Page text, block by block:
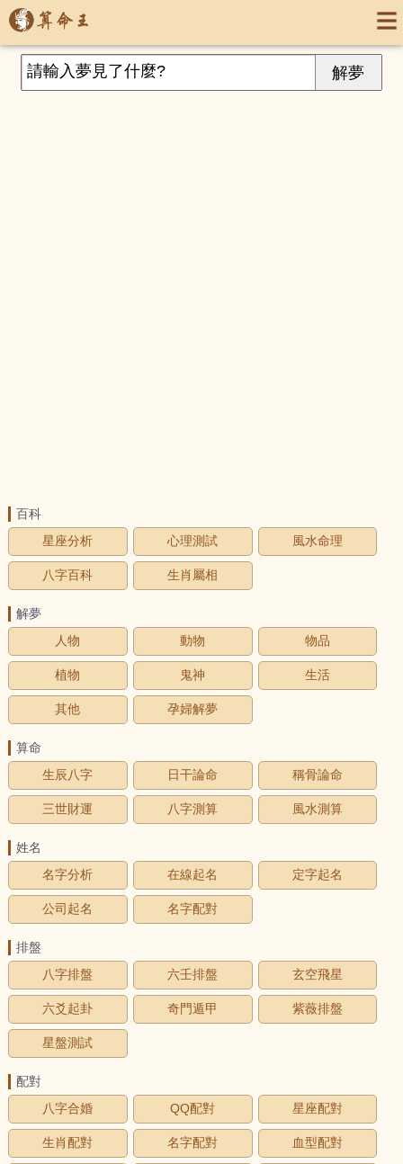
百科
星座分析
心理測試 風水命理
八字百科 生肖屬相
解夢
人物
動物 物品
植物 鬼神 生活
其他 孕婦解夢
算命
生辰八字
日干論命 稱骨論命
三世財運 八字測算 風水測算
姓名
名字分析
在線起名 定字起名
公司起名 名字配對
排盤
八字排盤
六壬排盤 玄空飛星
六爻起卦 奇門遁甲 紫薇排盤
星盤測試
配對
八字合婚
QQ配對 星座配對
生肖配對 名字配對 血型配對